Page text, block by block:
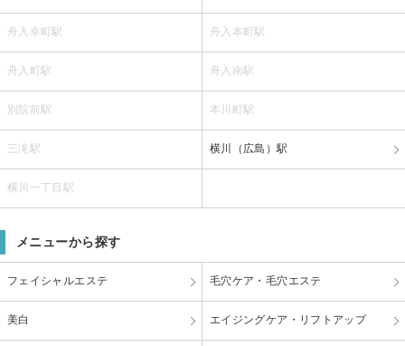
舟入幸町駅 舟入本町駅
舟入町駅 舟入南駅
別院前駅 本川町駅
三滝駅 横川（広島）駅
横川一丁目駅
メニューから探す
フェイシャルエステ 毛穴ケア・毛穴エステ
美白 エイジングケア・リフトアップ